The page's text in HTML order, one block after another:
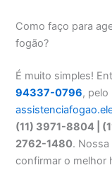
Como faço para
fogão?
É muito simples!
94337-0796, pelo
(11) 3971-8804 |
2762-1480.
confirmar o melhor